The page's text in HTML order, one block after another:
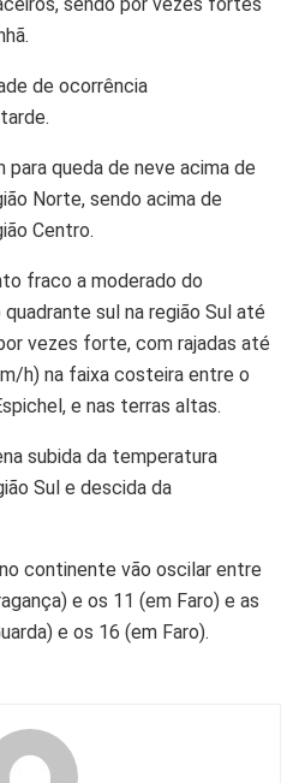
de ocorrência
queda de neve acima de
Norte, sendo acima de
Centro.
fraco a moderado do
sul na região Sul até
vezes forte, com rajadas até
h) na faixa costeira entre o
e nas terras altas.
subida da temperatura
Sul e descida da
continente vão oscilar entre
e os 11 (em Faro) e as
e os 16 (em Faro).